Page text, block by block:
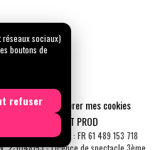
Gérer mes cookies
|
CARREMENT PROD
Z - N° TVA Int. : FR 61 489 153 718
1048153 - Licence de spectacle 3ème
sociaux)
boutons de
refuser